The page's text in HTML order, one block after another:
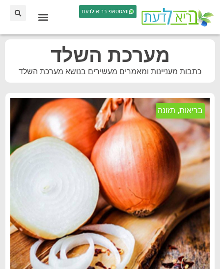
וואטסאפ בריא לדעת
מערכת השלד
כתבות מעניינות ומאמרים מעשירים בנושא מערכת השלד
בריאות, תזונה